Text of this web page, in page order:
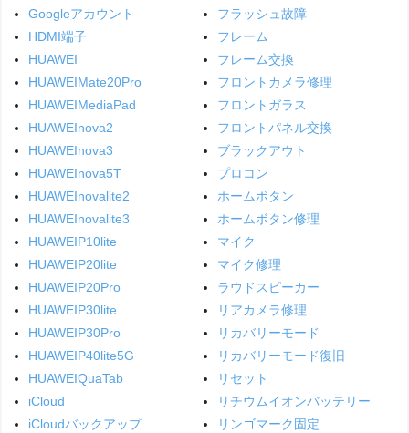
Googleアカウント
HDMI端子
HUAWEI
HUAWEIMate20Pro
HUAWEIMediaPad
HUAWEInova2
HUAWEInova3
HUAWEInova5T
HUAWEInovalite2
HUAWEInovalite3
HUAWEIP10lite
HUAWEIP20lite
HUAWEIP20Pro
HUAWEIP30lite
HUAWEIP30Pro
HUAWEIP40lite5G
HUAWEIQuaTab
iCloud
iCloudバックアップ
フラッシュ故障
フレーム
フレーム交換
フロントカメラ修理
フロントガラス
フロントパネル交換
ブラックアウト
プロコン
ホームボタン
ホームボタン修理
マイク
マイク修理
ラウドスピーカー
リアカメラ修理
リカバリーモード
リカバリーモード復旧
リセット
リチウムイオンバッテリー
リンゴマーク固定